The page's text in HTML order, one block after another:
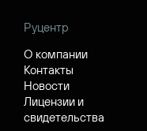
Руцентр
О компании
Контакты
Новости
Лицензии и
свидетельства